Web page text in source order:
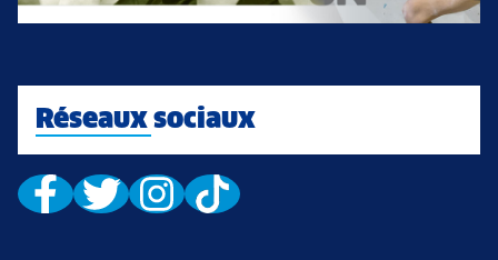
Réseaux sociaux